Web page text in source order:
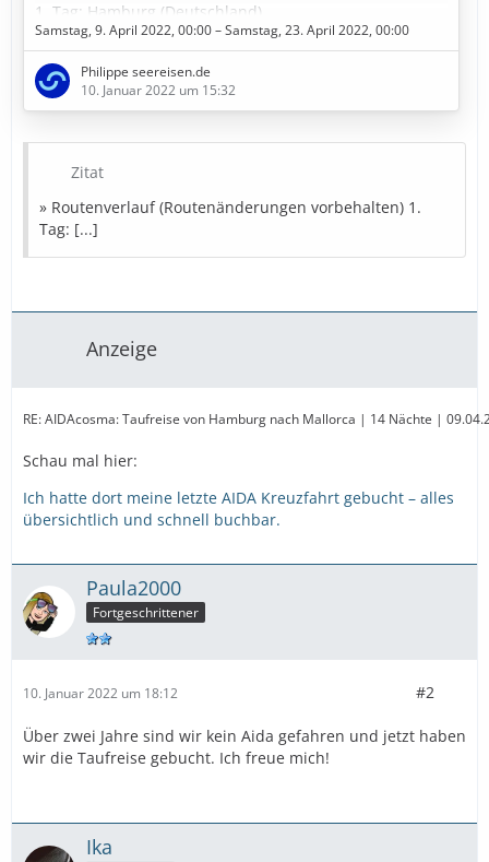
1. Tag: Hamburg (Deutschland)
2. Tag: Seetag
3. Tag: Rotterdam (Niederlande)
4. Tag: Zeebrügge (Belgien)
5. Tag: Southampton (Vereinigtes Königreich)
7. Tag: La Coruña (Spanien)
8. Tag: Seetag
10. Tag: Seetag
11. Tag: Cádiz (Spanien)
12. Tag: Malaga (Spanien)
15. Tag: Palma de Mallorca (Spanien)
» Bestpreise in Sicht
Diese Kreuzfahrt buchen…
Samstag, 9. April 2022, 00:00 – Samstag, 23. April 2022, 00:00
Philippe seereisen.de
10. Januar 2022 um 15:32
Zitat
» Routenverlauf (Routenänderungen vorbehalten) 1.
Tag: [...]
Anzeige
RE: AIDAcosma: Taufreise von Hamburg nach Mallorca | 14 Nächte |
Schau mal hier:
Ich hatte dort meine letzte AIDA Kreuzfahrt gebucht – alles
übersichtlich und schnell buchbar.
Paula2000
Fortgeschrittener
10. Januar 2022 um 18:12 #2
Über zwei Jahre sind wir kein Aida gefahren und jetzt haben
wir die Taufreise gebucht. Ich freue mich!
Ika